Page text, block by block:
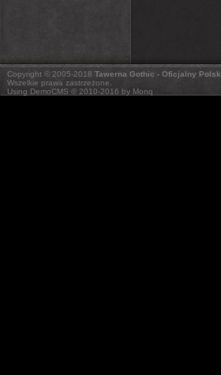
Copyright © 2005-2018 Tawerna Gothic - Oficjalny
Wszelkie prawa zastrzeżone.
Using DemoCMS © 2010-2016 by Monq